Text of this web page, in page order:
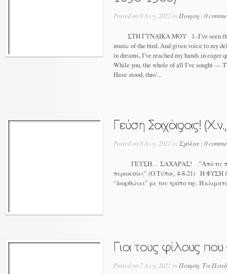
Posted on 9 Αυγ, 2021 in Ποιηση | 0
ΣΤΗ ΓΥΝΑΙΚΑ ΜΟΥ 1.-I’ve seen the
music of the bird, And given voice to my
in dreams, I’ve reached my hands in eager
While you, the whole of all I’ve sought —
Have stood, thro’...
Posted on 8 Αυγ, 2021 in Σχόλια | 0
ΓΕΥΣΗ… ΣΑΧΑΡΑΣ! .”Από τις
περιουσίες” (Ο Τύπος, 4-8-21) Η ΦΥΣΗ
“διορθώνει” με τον τρόπο της. Η
Posted on 7 Αυγ, 2021 in Ποιηση Τα